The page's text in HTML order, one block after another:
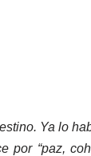
Ya lo
“paz,